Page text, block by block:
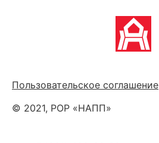
Пользовательское соглашение
© 2021, РОР «НАПП»